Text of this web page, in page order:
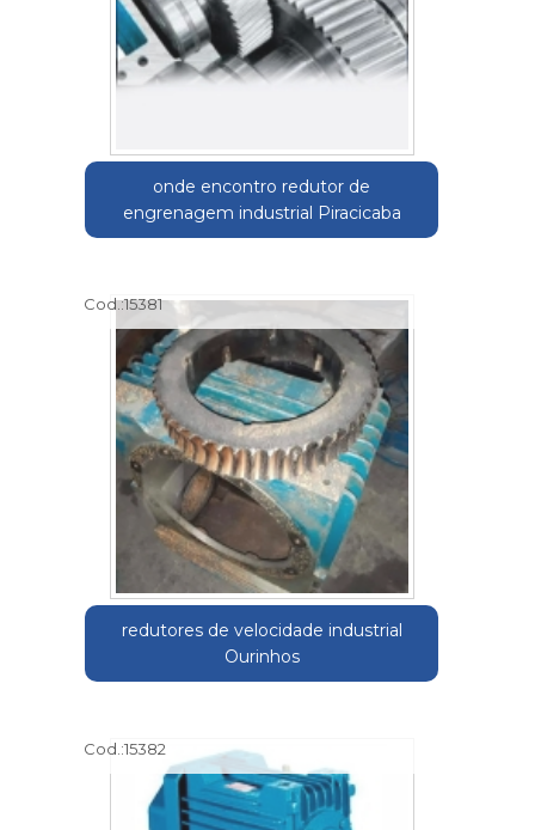
onde encontro redutor de
engrenagem industrial Piracicaba
Cod.:15381
redutores de velocidade industrial
Ourinhos
Cod.:15382